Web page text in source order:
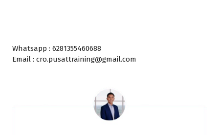
Whatsapp : 6281355460688
Email : cro.pusattraining@gmail.com